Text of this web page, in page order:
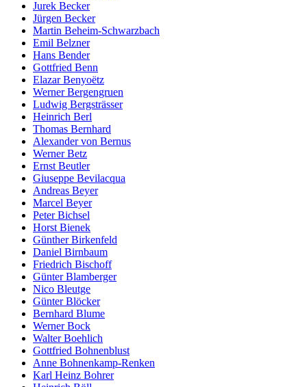
Jurek Becker
Jürgen Becker
Martin Beheim-Schwarzbach
Emil Belzner
Hans Bender
Gottfried Benn
Elazar Benyoëtz
Werner Bergengruen
Ludwig Bergsträsser
Heinrich Berl
Thomas Bernhard
Alexander von Bernus
Werner Betz
Ernst Beutler
Giuseppe Bevilacqua
Andreas Beyer
Marcel Beyer
Peter Bichsel
Horst Bienek
Günther Birkenfeld
Daniel Birnbaum
Friedrich Bischoff
Günter Blamberger
Nico Bleutge
Günter Blöcker
Bernhard Blume
Werner Bock
Walter Boehlich
Gottfried Bohnenblust
Anne Bohnenkamp-Renken
Karl Heinz Bohrer